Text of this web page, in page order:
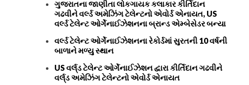
ગુજરાતના જાણીતા લોકગાયક કલાકાર કીર્તિદાન
ગઢવીને વર્લ્ડ અમેઝિંગ ટેલેન્ટનો એવોર્ડ એનાયત, US
વર્લ્ડ ટેલેન્ટ ઓર્ગેનાઈઝેશનના બ્રાન્ડ એમ્બેસેડર બન્યા
વર્લ્ડ ટેલેન્ટ ઓર્ગેનાઈઝેશનના રેકોર્ડમાં સુરતની 10 વર્ષની
બાળાને મળ્યુ સ્થાન
US વર્લ્‌ડ ટેલેન્ટ ઓર્ગેનાઈઝેશન દ્વારા કીર્તિદાન ગઢવીને
વર્લ્‌ડ અમેઝિંગ ટેલેન્ટનો એવોર્ડ એનાયત